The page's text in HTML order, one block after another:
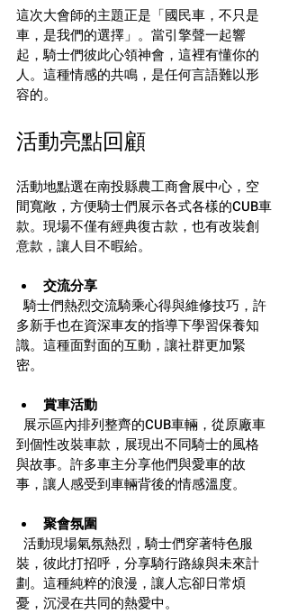
這次大會師的主題正是「國民車，不只是
車，是我們的選擇」。當引擎聲一起響
起，騎士們彼此心領神會，這裡有懂你的
人。這種情感的共鳴，是任何言語難以形
容的。
活動亮點回顧
活動地點選在南投縣農工商會展中心，空
間寬敞，方便騎士們展示各式各樣的CUB車
款。現場不僅有經典復古款，也有改裝創
意款，讓人目不暇給。
交流分享
  騎士們熱烈交流騎乘心得與維修技巧，許
多新手也在資深車友的指導下學習保養知
識。這種面對面的互動，讓社群更加緊
密。
賞車活動
到個性改裝車款，展現出不同騎士的風格
與故事。許多車主分享他們與愛車的故
事，讓人感受到車輛背後的情感溫度。
聚會氛圍
裝，彼此打招呼，分享騎行路線與未來計
劃。這種純粹的浪漫，讓人忘卻日常煩
憂，沉浸在共同的熱愛中。